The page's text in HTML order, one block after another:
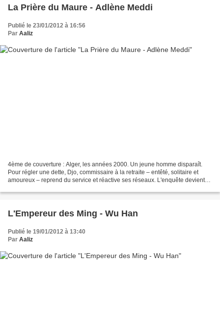
La Prière du Maure - Adlène Meddi
Publié le 23/01/2012 à 16:56
Par Aaliz
4ème de couverture : Alger, les années 2000. Un jeune homme disparaît.
Pour régler une dette, Djo, commissaire à la retraite – entêté, solitaire et
amoureux – reprend du service et réactive ses réseaux. L'enquête devient
L'Empereur des Ming - Wu Han
Publié le 19/01/2012 à 13:40
Par Aaliz